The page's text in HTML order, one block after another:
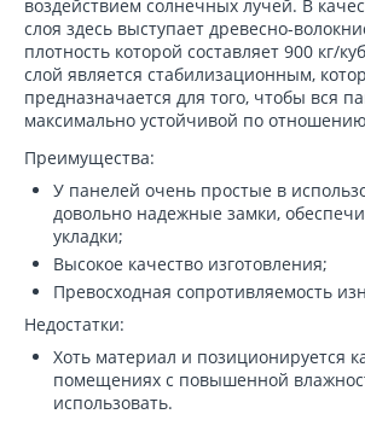
воздействием солнечных лучей. В
слоя здесь выступает древесно-
плотность которой составляет 900 кг/
слой является стабилизационным,
предназначается для того, чтобы вся
максимально устойчивой по
Преимущества:
У панелей очень простые в
довольно надежные замки,
укладки;
Высокое качество изготовления;
Превосходная сопротивляемость
Недостатки:
Хоть материал и позиционируется
помещениях с повышенной
использовать.